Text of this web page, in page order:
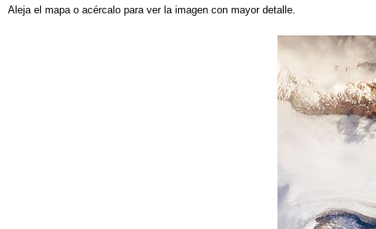
Aleja el mapa o acércalo para ver la imagen con mayor detalle.